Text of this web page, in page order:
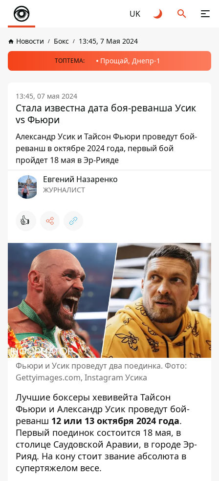
UK
Новости Бокс 13:45, 7 Мая 2024
ТОПТЕМА: Прощай, Днепр-1
13:45, 07 мая 2024
Стала известна дата боя-реванша Усик
vs Фьюри
Александр Усик и Тайсон Фьюри проведут бой-
реванш в октябре 2024 года, первый бой
пройдет 18 мая в Эр-Рияде
Евгений Назаренко
ЖУРНАЛИСТ
👍
Фьюри и Усик проведут два поединка. Фото:
Gettyimages.соm, Instagram Усика
Лучшие боксеры хевивейта Тайсон
Фьюри и Александр Усик проведут бой-
реванш 12 или 13 октября 2024 года.
Первый поединок состоится 18 мая, в
столице Саудовской Аравии, в городе Эр-
Рияд. На кону стоит звание абсолюта в
супертяжелом весе.